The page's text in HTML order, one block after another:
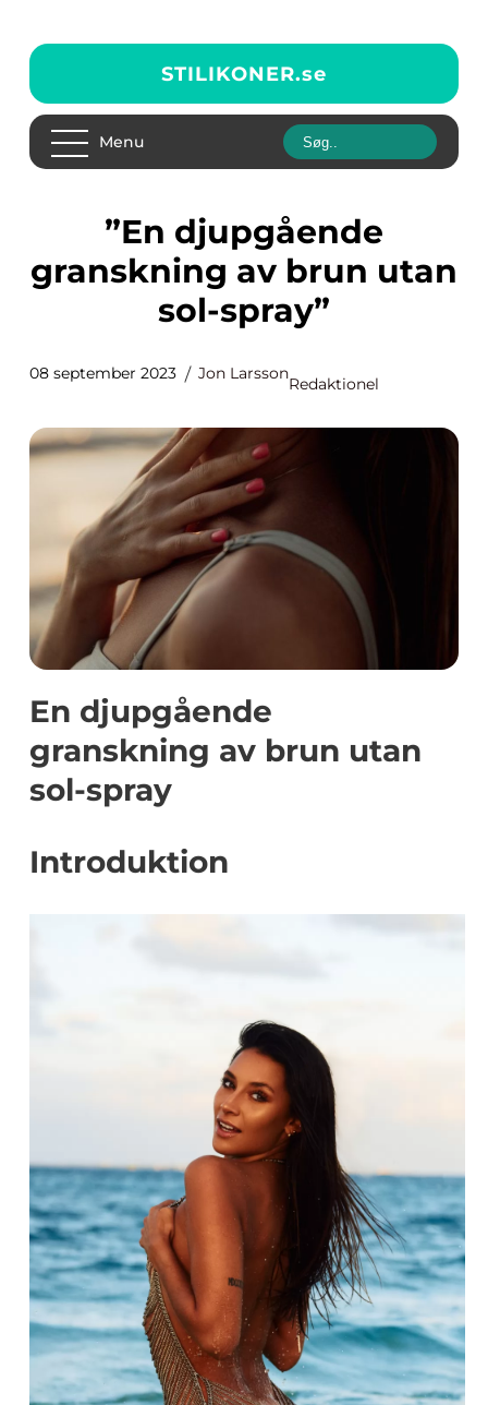
STILIKONER.se
Menu
”En djupgående
granskning av brun utan
sol-spray”
08 september 2023 Jon Larsson
Redaktionel
En djupgående
granskning av brun utan
sol-spray
Introduktion